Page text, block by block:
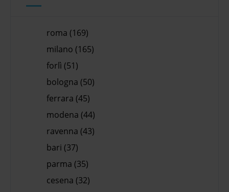
roma (169)
milano (165)
forlì (51)
bologna (50)
ferrara (45)
modena (44)
ravenna (43)
bari (37)
parma (35)
cesena (32)